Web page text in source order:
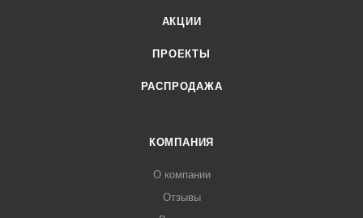
АКЦИИ
ПРОЕКТЫ
РАСПРОДАЖА
КОМПАНИЯ
О компании
Отзывы